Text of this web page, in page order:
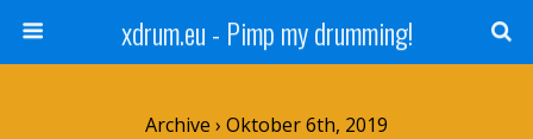
xdrum.eu - Pimp my drumming!
Archive › Oktober 6th, 2019